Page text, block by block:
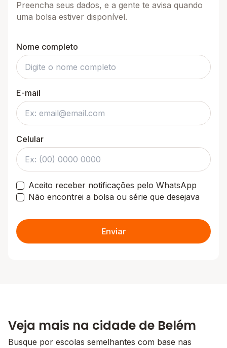
Preencha seus dados, e a gente te avisa quando
uma bolsa estiver disponível.
Nome completo
E-mail
Celular
Aceito receber notificações pelo WhatsApp
Não encontrei a bolsa ou série que desejava
Enviar
Veja mais na cidade de Belém
Busque por escolas semelhantes com base nas